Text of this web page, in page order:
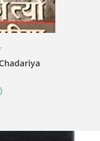
Current